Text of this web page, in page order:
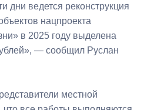
дни ведется реконструкция
нацпроекта
в 2025 году выделена
― сообщил Руслан
местной